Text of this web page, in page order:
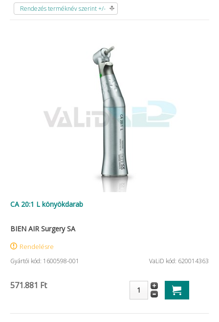
Rendezés terméknév szerint +/-
CA 20:1 L könyökdarab
BIEN AIR Surgery SA
Rendelésre
Gyártói kód: 1600598-001 VaLiD kód: 620014363
571.881 Ft